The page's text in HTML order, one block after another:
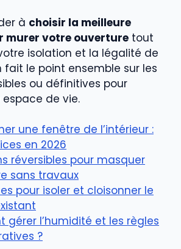
à choisir la meilleure
murer votre ouverture tout
isolation et la légalité de
fait le point ensemble sur les
ou définitives pour
de vie.
une fenêtre de l’intérieur :
en 2026
réversibles pour masquer
sans travaux
pour isoler et cloisonner le
gérer l’humidité et les règles
?